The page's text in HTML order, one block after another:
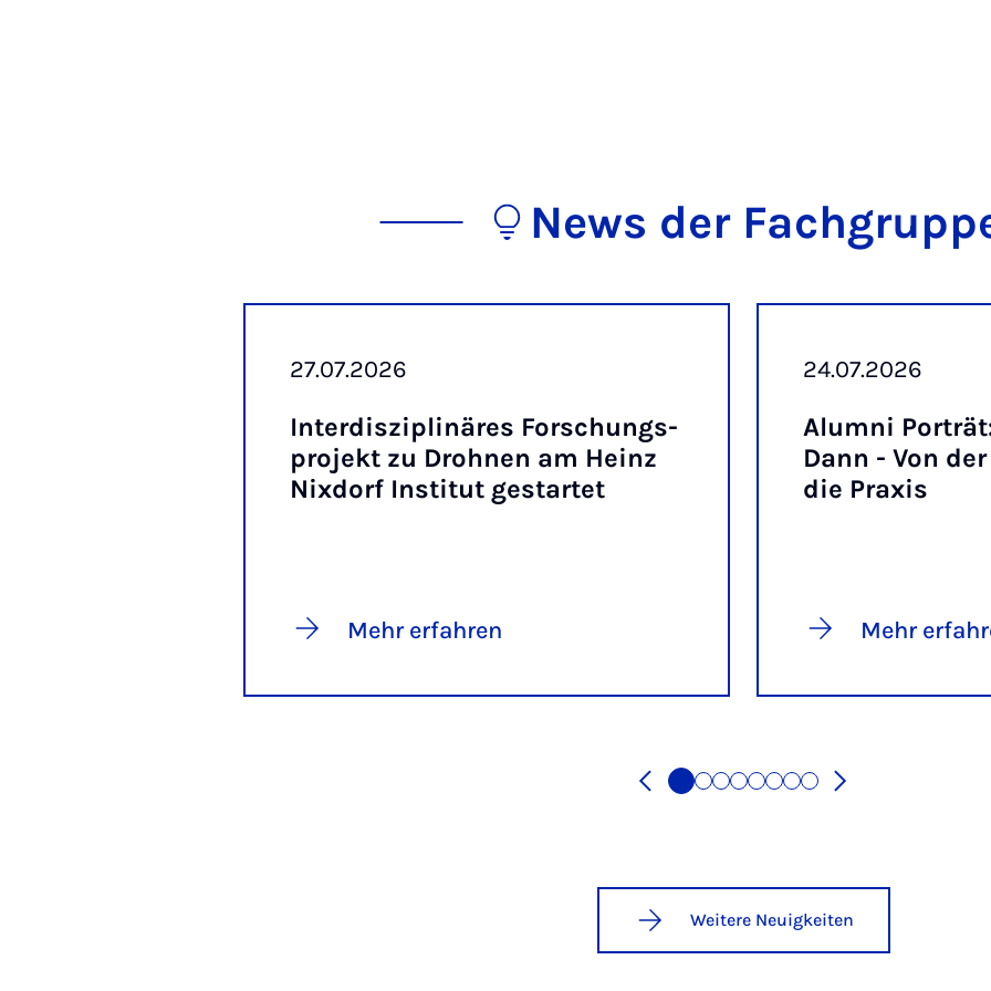
News der
27.07.2026
In­ter­dis­zi­pli­näres For­schungs­
pro­jekt zu Droh­nen am Heinz
Nix­dorf In­sti­tut ge­st­ar­tet
Mehr erfahren
24.07.2026
Alum­ni
Dann - Von
die Pra­xis
Mehr
Weitere Neuigkeiten